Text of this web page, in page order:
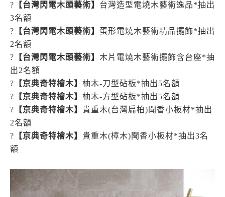
? 【台灣閃電木頭藝術】 台灣造型電燒木藝術逸品*抽出
3名額
? 【台灣閃電木頭藝術】 蛋形電燒木藝術精品擺飾*抽出
2名額
? 【台灣閃電木頭藝術】 木片電燒木藝術擺飾含台座*抽
出2名額
? 【京典奇特檜木】 柚木-刀型砧板*抽出5名額
? 【京典奇特檜木】 柚木-方型砧板*抽出5名額
? 【京典奇特檜木】 貴重木(台灣扁柏)聞香小板材*抽出
2名額
? 【京典奇特檜木】 貴重木(樟木)聞香小板材*抽出3名
額